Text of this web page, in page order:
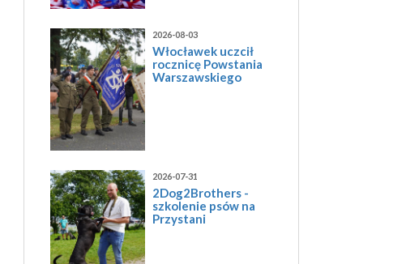
2026-08-03
Włocławek uczcił
rocznicę Powstania
Warszawskiego
2026-07-31
2Dog2Brothers -
szkolenie psów na
Przystani